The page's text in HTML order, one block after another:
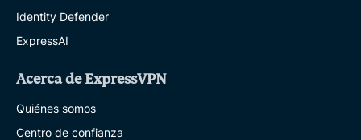
Identity Defender
ExpressAI
Acerca de ExpressVPN
Quiénes somos
Centro de confianza